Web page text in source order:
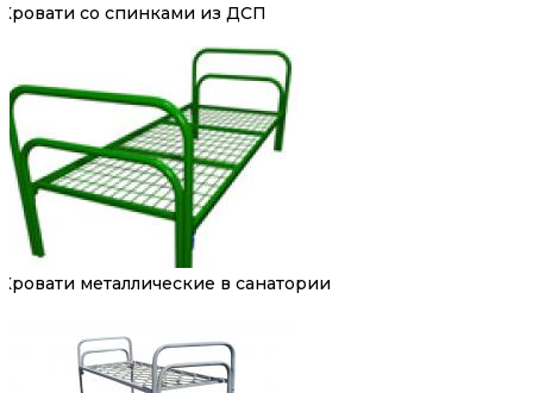
Кровати со спинками из ДСП
Кровати металлические в санатории